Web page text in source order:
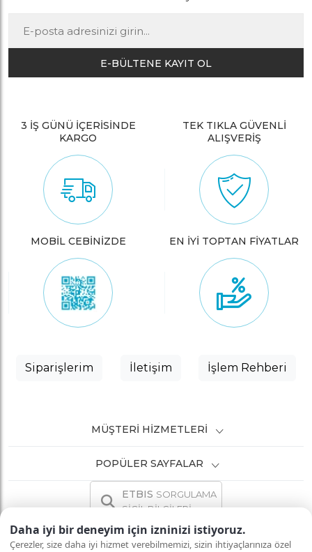
Daha iyi bir deneyim için izninizi istiyoruz.
Çerezler, size daha iyi hizmet verebilmemizi, sizin ihtiyaçlarınıza özel
E-BÜLTENE KAYIT OL
3 İŞ GÜNÜ İÇERİSİNDE
KARGO
TEK TIKLA GÜVENLİ
ALIŞVERİŞ
MOBİL CEBİNİZDE EN İYİ TOPTAN FİYATLAR
Siparişlerim İletişim İşlem Rehberi
MÜŞTERI HIZMETLERI
POPÜLER SAYFALAR
ETBIS SORGULAMA
SİCİL BİLGİLERİ